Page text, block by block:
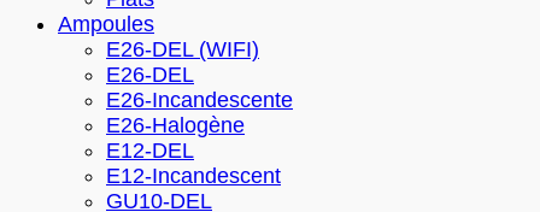
Ampoules
E26-DEL (WIFI)
E26-DEL
E26-Incandescente
E26-Halogène
E12-DEL
E12-Incandescent
GU10-DEL